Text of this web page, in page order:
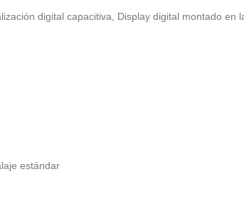
digital capacitiva Display digital montado en
estándar